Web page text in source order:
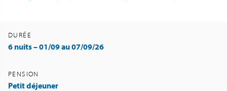
DURÉE
6 nuits – 01/09 au 07/09/26
PENSION
Petit déjeuner